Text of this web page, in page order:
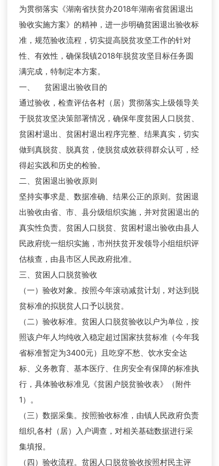
为贯彻落实《湖南省扶贫办2018年湖南省贫困退出
验收实施方案》的精神，进一步明确贫困退出验收标
准，规范验收流程，切实提高脱贫攻坚工作的针对
性、有效性，确保我镇2018年脱贫攻坚目标任务圆
满完成，特制定本方案。
一、 贫困退出验收目的
通过验收，检查评估各村（居）贯彻落实上级领导关
于脱贫攻坚决策部署情况，确保年度贫困人口脱贫、
贫困村退出、贫困村退出程序完整、结果真实，切实
做到真脱贫、脱真贫，使脱贫成效获得群众认可，经
得起实践和历史的检验。
二、贫困退出验收原则
坚持实事求是、数据准确、结果公正的原则。贫困退
出验收由省、市、县分级组织实施，并对贫困退出的
真实性负责。贫困人口脱贫、贫困村退出验收由县人
民政府统一组织实施，市州扶贫开发领导小组组织评
估核查，由县市区人民政府批准。
三、贫困人口脱贫验收
（一）验收对象。按照今年滚动减贫计划，对达到脱
贫标准的拟脱贫人口予以脱贫。
（二）验收标准。贫困人口脱贫验收以户为单位，按
照该户年人均纯收入稳定超过国家扶贫标准（今年我
省标准暂定为3400元）且吃穿不愁、饮水安全达
标、义务教育、基本医疗、住房安全有保障的标准执
行，具体验收标准见《贫困户脱贫验收表》（附件
1）。
（三）数据采集。按照验收标准，由镇人民政府负责
组织,各村（居）入户调查，对相关基础数据进行采
集填报。
（四）验收流程。贫困人口脱贫验收按照村民主评